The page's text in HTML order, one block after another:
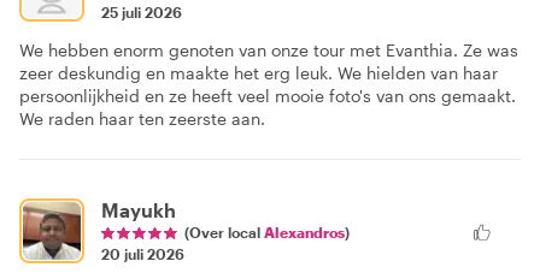
25 juli 2026
We hebben enorm genoten van onze tour met Evanthia. Ze was
zeer deskundig en maakte het erg leuk. We hielden van haar
persoonlijkheid en ze heeft veel mooie foto's van ons gemaakt.
We raden haar ten zeerste aan.
Mayukh
(Over local Alexandros)
20 juli 2026